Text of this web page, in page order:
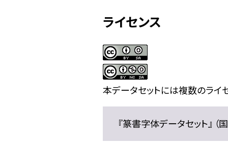
ライセンス
本データセットには複数のライ
『篆書字体データセット』